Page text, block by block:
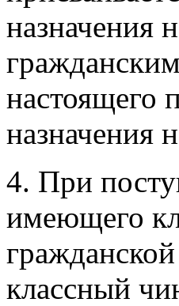
назначения
настоящего
назначения
4. При
имеющего
классный